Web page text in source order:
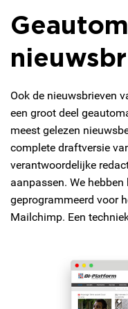
Ook de nieuwsbrieven
een groot deel
meest gelezen
complete draftversie
verantwoordelijke
aanpassen. We
geprogrammeerd voor
Mailchimp. Een